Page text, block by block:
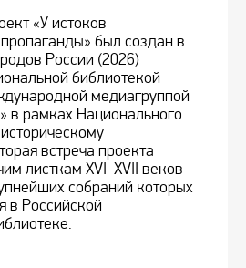
«У истоков
был создан в
России (2026)
библиотекой
медиагруппой
в рамках Национального
встреча проекта
листкам XVI–XVII веков
собраний которых
в Российской